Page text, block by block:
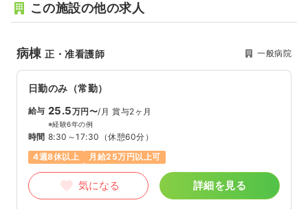
この施設の他の求人
病棟正・准看護師 一般病院
日勤のみ（常勤）
給与 25.5万円〜/月 賞与2ヶ月
※経験6年の例
時間 8:30～17:30 （休憩60分）
4週8休以上
月給25万円以上可
気になる 詳細を見る